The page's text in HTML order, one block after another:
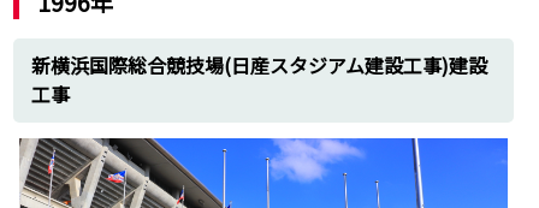
新横浜国際総合競技場(日産スタジアム建設工事)建設
工事